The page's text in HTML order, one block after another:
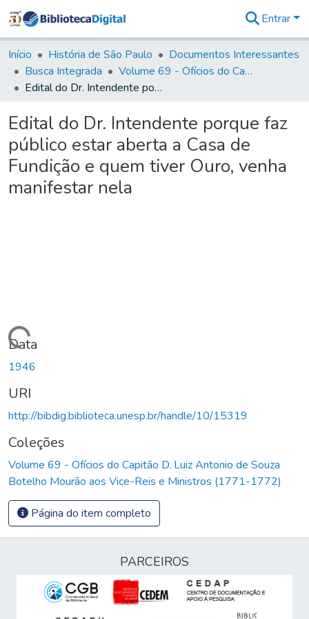
&
Coleções
Tudo na
Biblioteca
Estatísticas
Entrar
Início História de São Paulo
Documentos Interessantes
Busca Integrada
Volume 69 - Ofícios do Capitão D. Luiz Antonio de Souza Botelho Mourão aos Vice-Reis e Ministros (1771-1772)
Edital do Dr. Intendente porque faz público estar aberta a Casa de Fundição e quem tiver Ouro, venha manifestar nela
Edital do Dr. Intendente porque faz
público estar aberta a Casa de
Fundição e quem tiver Ouro, venha
manifestar nela
Carregando...
Data
1946
URI
http://bibdig.biblioteca.unesp.br/handle/10/15319
Coleções
Volume 69 - Ofícios do Capitão D. Luiz Antonio de Souza
Botelho Mourão aos Vice-Reis e Ministros (1771-1772)
Página do item completo
PARCEIROS